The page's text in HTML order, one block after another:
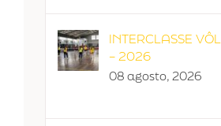
INTERCLASSE
– 2026
08 agosto, 2026